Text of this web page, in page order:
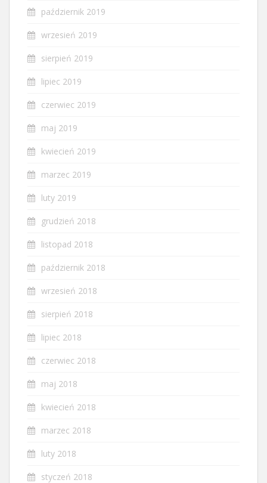
październik 2019
wrzesień 2019
sierpień 2019
lipiec 2019
czerwiec 2019
maj 2019
kwiecień 2019
marzec 2019
luty 2019
grudzień 2018
listopad 2018
październik 2018
wrzesień 2018
sierpień 2018
lipiec 2018
czerwiec 2018
maj 2018
kwiecień 2018
marzec 2018
luty 2018
styczeń 2018